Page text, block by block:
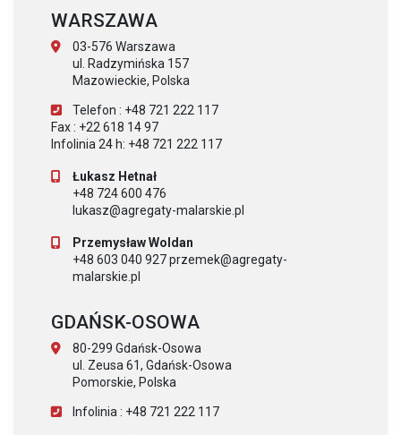
WARSZAWA
03-576 Warszawa
ul. Radzymińska 157
Mazowieckie, Polska
Telefon : +48 721 222 117
Fax : +22 618 14 97
Infolinia 24 h: +48 721 222 117
Łukasz Hetnał
+48 724 600 476
lukasz@agregaty-malarskie.pl
Przemysław Woldan
+48 603 040 927 przemek@agregaty-
malarskie.pl
GDAŃSK-OSOWA
80-299 Gdańsk-Osowa
ul. Zeusa 61, Gdańsk-Osowa
Pomorskie, Polska
Infolinia : +48 721 222 117